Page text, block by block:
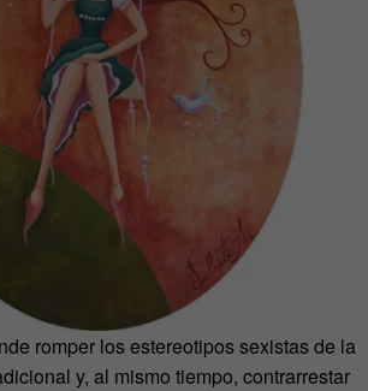
romper los estereotipos sexistas de la
y, al mismo tiempo, contrarrestar